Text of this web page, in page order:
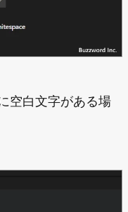
空白文字がある場